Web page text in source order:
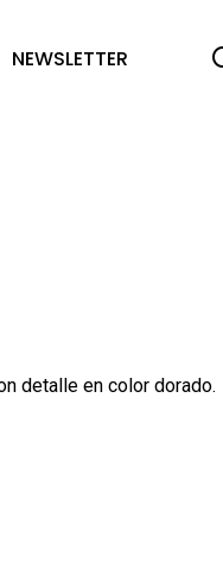
NEWSLETTER
detalle en color dorado.